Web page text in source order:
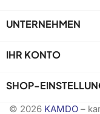
UNTERNEHMEN
IHR KONTO
SHOP-
© 2026 KAMDO –